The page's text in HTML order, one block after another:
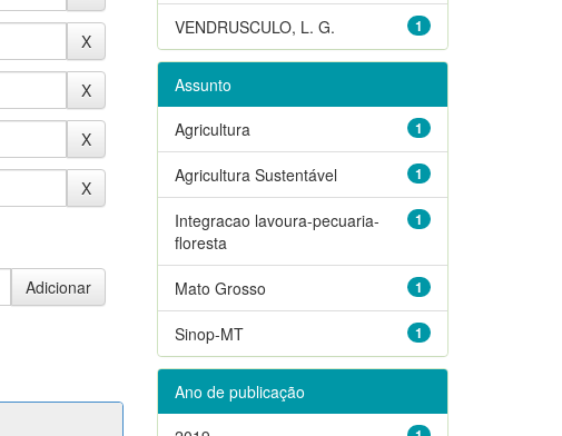
1
VENDRUSCULO, L. G.
Assunto
1
Agricultura
1
Agricultura Sustentável
1
Integracao lavoura-pecuaria-
floresta
1
Mato Grosso
1
Sinop-MT
Ano de publicação